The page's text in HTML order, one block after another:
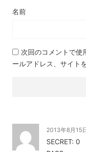
名前
次回のコメントで使
ールアドレス、サイト
2013年8月15
SECRET: 0